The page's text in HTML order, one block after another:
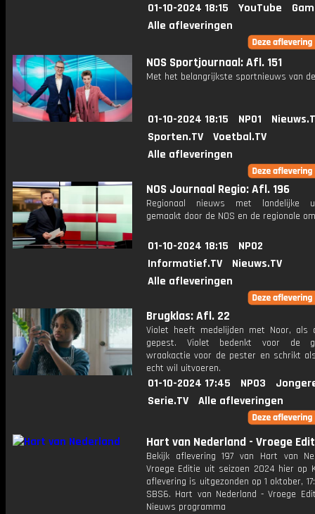
01-10-2024 18:15 YouTube
Alle afleveringen
NOS Sportjournaal: Afl. 151
Met het belangrijkste sportnieuws van
01-10-2024 18:15 NPO1
Sporten.TV
Voetbal.TV
Alle afleveringen
NOS Journaal Regio: Afl. 196
Regionaal nieuws met landelijke
gemaakt door de NOS en de regionale
01-10-2024 18:15
NPO2
Informatief.TV
Nieuws.TV
Alle afleveringen
Brugklas: Afl. 22
Violet heeft medelijden met Noor, als
gepest. Violet bedenkt voor de
wraakactie voor de pester en schrikt
echt wil uitvoeren.
01-10-2024 17:45 NPO3
Serie.TV
Alle afleveringen
Hart van Nederland - Vroege
Bekijk aflevering 197 van Hart van
Vroege Editie uit seizoen 2024 hier op
aflevering is uitgezonden op 1 oktober,
SBS6. Hart van Nederland - Vroege
Nieuws programma